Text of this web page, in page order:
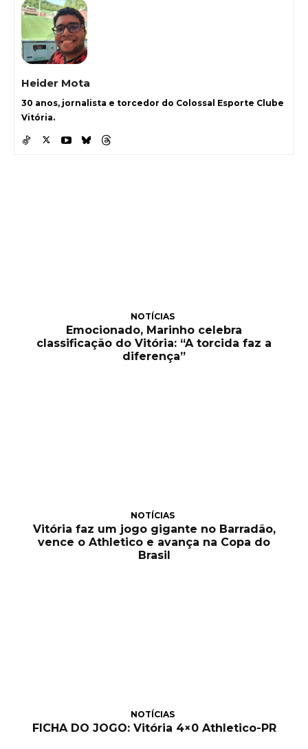
Heider Mota
30 anos, jornalista e torcedor do Colossal Esporte Clube
Vitória.
NOTÍCIAS
Emocionado, Marinho celebra
classificação do Vitória: “A torcida faz a
diferença”
NOTÍCIAS
Vitória faz um jogo gigante no Barradão,
vence o Athletico e avança na Copa do
Brasil
NOTÍCIAS
FICHA DO JOGO: Vitória 4×0 Athletico-PR